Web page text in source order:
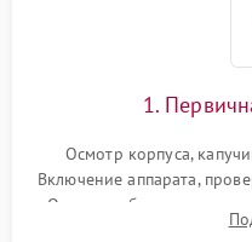
1.
Осмотр корпуса,
Включение аппарата,
Оценка работы помпы,
Измерение температуры